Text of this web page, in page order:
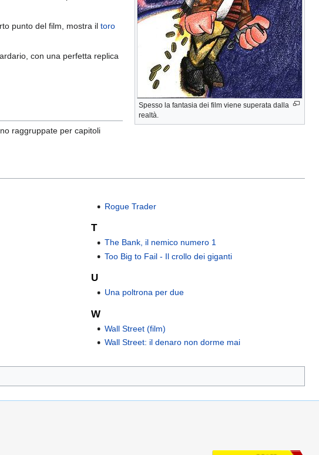
Spesso la fantasia dei film viene superata dalla
realtà.
punto del film, mostra il toro
con una perfetta replica
raggruppate per capitoli
Rogue Trader
T
The Bank, il nemico numero 1
Too Big to Fail - Il crollo dei giganti
U
Una poltrona per due
W
Wall Street (film)
Wall Street: il denaro non dorme mai